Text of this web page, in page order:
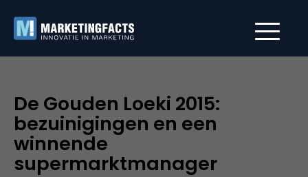
De Gouden Loeki 2015:
bezuinigingen en een
winnende
supermarktmanager